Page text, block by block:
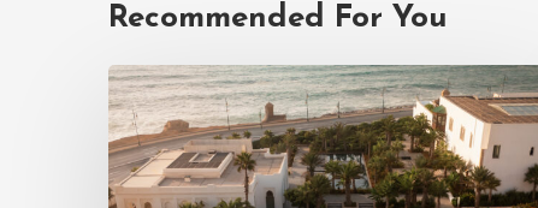
Recommended For You